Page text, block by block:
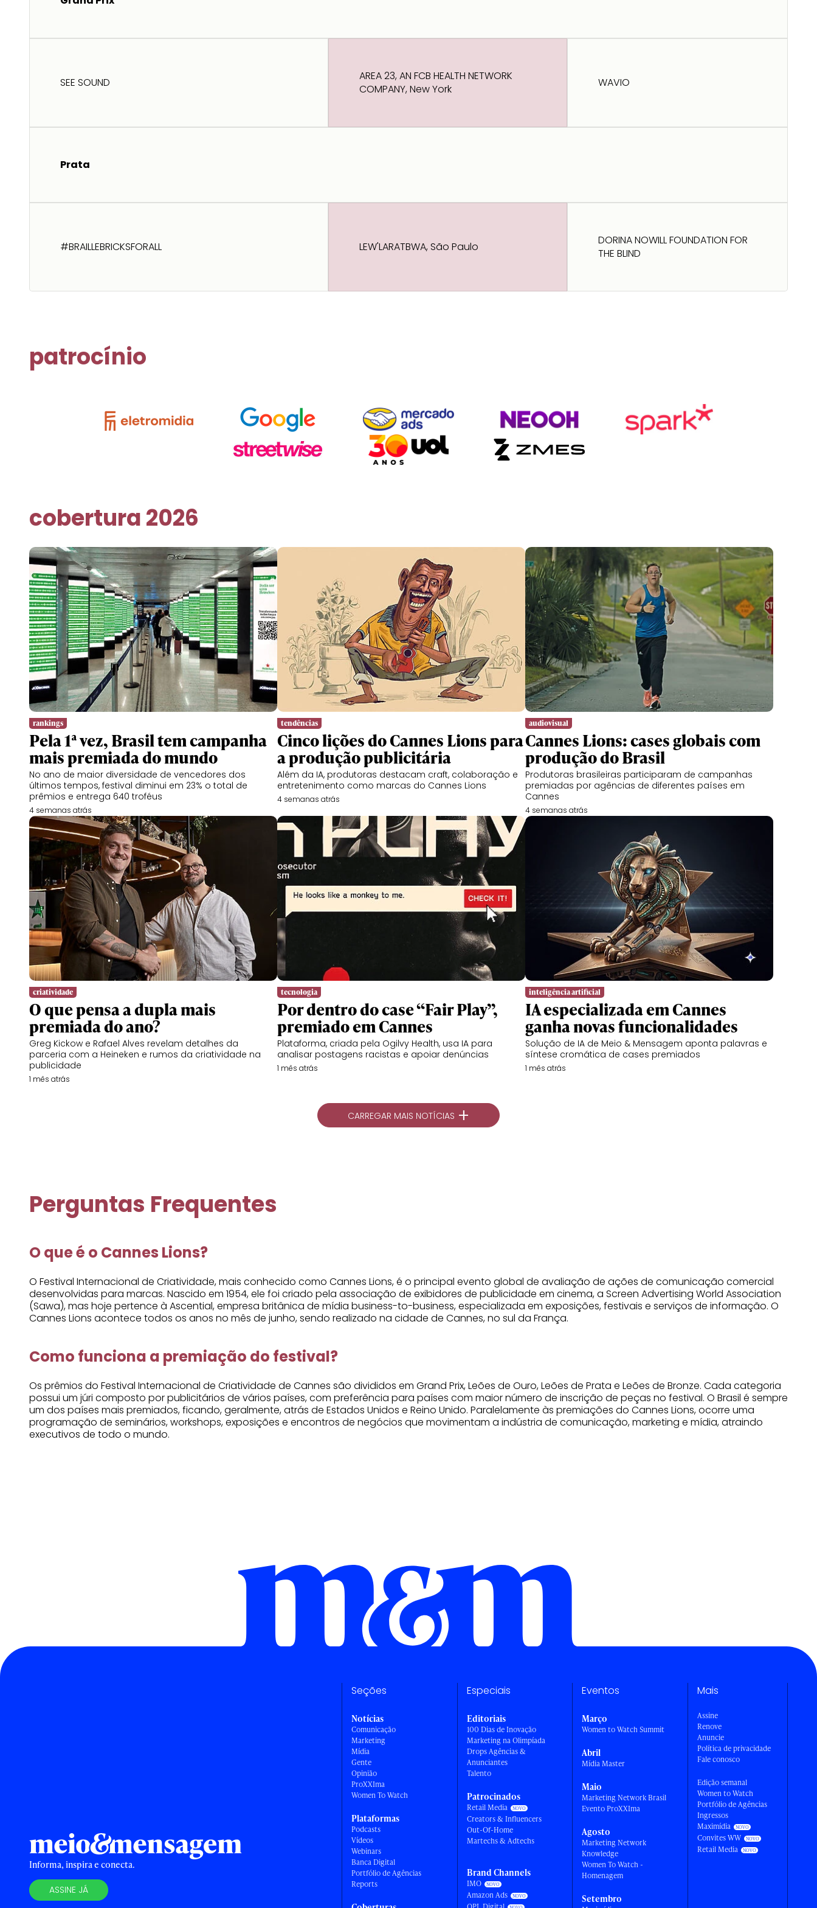
SEE SOUND
AREA 23, AN FCB HEALTH NETWORK
COMPANY, New York
WAVIO
Prata
#BRAILLEBRICKSFORALL LEW'LARATBWA, São Paulo
DORINA NOWILL FOUNDATION FOR
THE BLIND
patrocínio
cobertura 2026
rankings
Pela 1ª vez, Brasil tem campanha
mais premiada do mundo
No ano de maior diversidade de vencedores dos
últimos tempos, festival diminui em 23% o total de
prêmios e entrega 640 troféus
4 semanas atrás
tendências
Cinco lições do Cannes Lions para
a produção publicitária
Além da IA, produtoras destacam craft, colaboração e
entretenimento como marcas do Cannes Lions
4 semanas atrás
audiovisual
Cannes Lions: cases globais com
produção do Brasil
Produtoras brasileiras participaram de campanhas
premiadas por agências de diferentes países em
Cannes
4 semanas atrás
criatividade
O que pensa a dupla mais
premiada do ano?
Greg Kickow e Rafael Alves revelam detalhes da
parceria com a Heineken e rumos da criatividade na
publicidade
1 mês atrás
tecnologia
Por dentro do case “Fair Play”,
premiado em Cannes
Plataforma, criada pela Ogilvy Health, usa IA para
analisar postagens racistas e apoiar denúncias
1 mês atrás
inteligência artificial
IA especializada em Cannes
ganha novas funcionalidades
Solução de IA de Meio & Mensagem aponta palavras e
síntese cromática de cases premiados
1 mês atrás
CARREGAR MAIS NOTÍCIAS +
Perguntas Frequentes
O que é o Cannes Lions?
O Festival Internacional de Criatividade, mais conhecido como Cannes Lions, é o principal evento global de avaliação de ações de comunicação comercial
desenvolvidas para marcas. Nascido em 1954, ele foi criado pela associação de exibidores de publicidade em cinema, a Screen Advertising World Association
(Sawa), mas hoje pertence à Ascential, empresa britânica de mídia business-to-business, especializada em exposições, festivais e serviços de informação. O
Cannes Lions acontece todos os anos no mês de junho, sendo realizado na cidade de Cannes, no sul da França.
Como funciona a premiação do festival?
Os prêmios do Festival Internacional de Criatividade de Cannes são divididos em Grand Prix, Leões de Ouro, Leões de Prata e Leões de Bronze. Cada categoria
possui um júri composto por publicitários de vários países, com preferência para países com maior número de inscrição de peças no festival. O Brasil é sempre
um dos países mais premiados, ficando, geralmente, atrás de Estados Unidos e Reino Unido. Paralelamente às premiações do Cannes Lions, ocorre uma
programação de seminários, workshops, exposições e encontros de negócios que movimentam a indústria de comunicação, marketing e mídia, atraindo
executivos de todo o mundo.
Informa, inspira e conecta.
ASSINE JÁ
Seções
Notícias
Comunicação
Marketing
Mídia
Gente
Opinião
ProXXIma
Women To Watch
Plataformas
Podcasts
Vídeos
Webinars
Banca Digital
Portfólio de Agências
Reports
Especiais
Editoriais
100 Dias de Inovação
Marketing na Olimpíada
Drops Agências &
Anunciantes
Talento
Patrocinados
Retail Media
Creators & Influencers
Out-Of-Home
Martechs & Adtechs
Brand Channels
IMO
Amazon Ads
Eventos
Março
Women to Watch Summit
Abril
Mídia Master
Maio
Marketing Network Brasil
Evento ProXXIma
Agosto
Marketing Network
Knowledge
Women To Watch -
Homenagem
Setembro
Mais
Assine
Renove
Anuncie
Política de privacidade
Fale conosco
Edição semanal
Women to Watch
Portfólio de Agências
Ingressos
Maximídia
Convites WW
Retail Media